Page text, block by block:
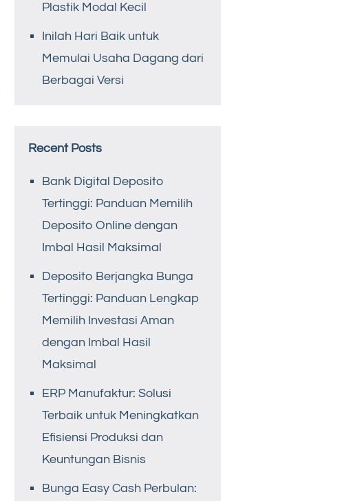
Plastik Modal Kecil
Inilah Hari Baik untuk
Memulai Usaha Dagang dari
Berbagai Versi
Recent Posts
Bank Digital Deposito
Tertinggi: Panduan Memilih
Deposito Online dengan
Imbal Hasil Maksimal
Deposito Berjangka Bunga
Tertinggi: Panduan Lengkap
Memilih Investasi Aman
dengan Imbal Hasil
Maksimal
ERP Manufaktur: Solusi
Terbaik untuk Meningkatkan
Efisiensi Produksi dan
Keuntungan Bisnis
Bunga Easy Cash Perbulan: